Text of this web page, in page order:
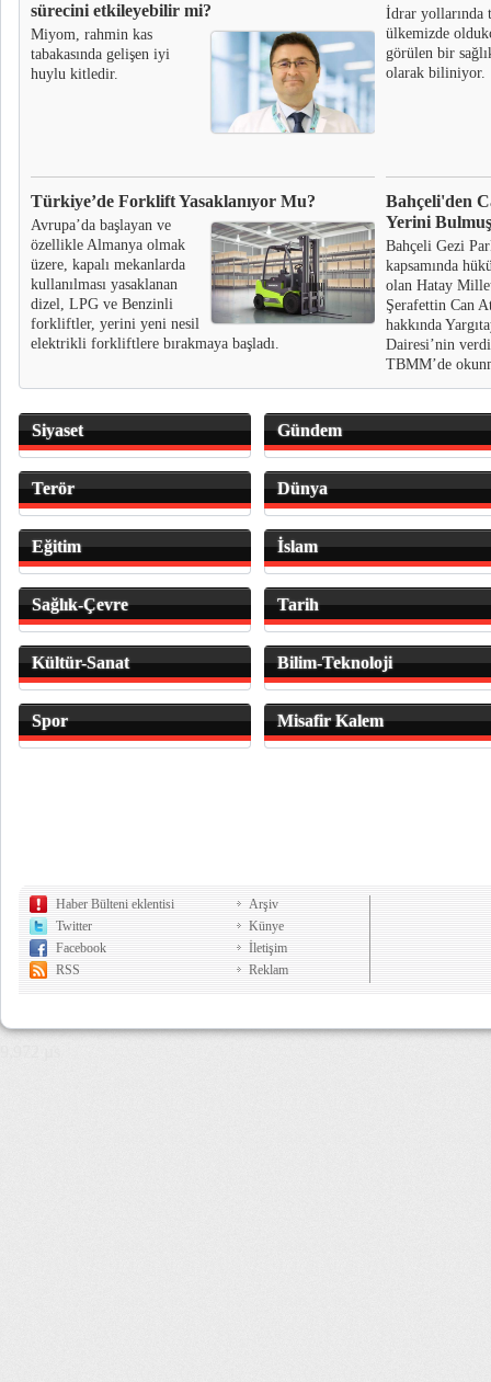
sürecini etkileyebilir mi?
Miyom, rahmin kas
tabakasında gelişen iyi
huylu kitledir.
İdrar yollarında
ülkemizde
görülen bir
olarak biliniyor.
Türkiye’de Forklift Yasaklanıyor Mu?
Avrupa’da başlayan ve
özellikle Almanya olmak
üzere, kapalı mekanlarda
kullanılması yasaklanan
dizel, LPG ve Benzinli
forkliftler, yerini yeni nesil
elektrikli forkliftlere bırakmaya başladı.
Bahçeli'den
Yerini
Bahçeli Gezi
kapsamında
olan Hatay
Şerafettin Can
hakkında
Dairesi’nin
TBMM’de
Siyaset Gündem
Terör Dünya
Eğitim İslam
Sağlık-Çevre Tarih
Kültür-Sanat Bilim-Teknoloji
Spor Misafir Kalem
Haber Bülteni eklentisi
Twitter
Facebook
RSS
Arşiv
Künye
İletişim
Reklam